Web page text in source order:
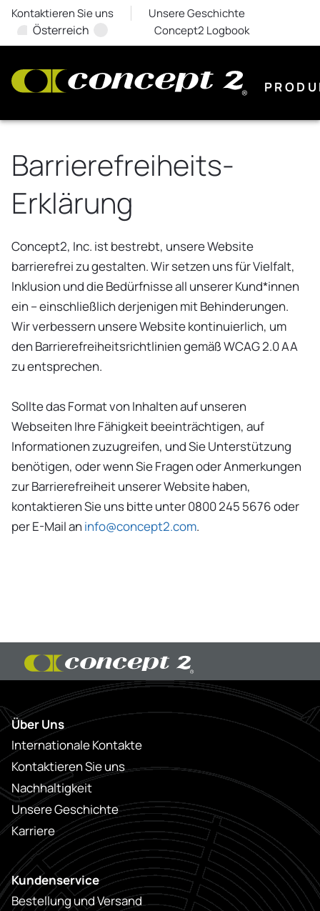
Kontaktieren Sie uns Unsere Geschichte
Österreich Concept2 Logbook
Barrierefreiheits-
Erklärung
Concept2, Inc. ist bestrebt, unsere Website
barrierefrei zu gestalten. Wir setzen uns für Vielfalt,
Inklusion und die Bedürfnisse all unserer Kund*innen
ein – einschließlich derjenigen mit Behinderungen.
Wir verbessern unsere Website kontinuierlich, um
den Barrierefreiheitsrichtlinien gemäß WCAG 2.0 AA
zu entsprechen.
Sollte das Format von Inhalten auf unseren
Webseiten Ihre Fähigkeit beeinträchtigen, auf
Informationen zuzugreifen, und Sie Unterstützung
benötigen, oder wenn Sie Fragen oder Anmerkungen
zur Barrierefreiheit unserer Website haben,
kontaktieren Sie uns bitte unter 0800 245 5676 oder
per E-Mail an info@concept2.com.
Über Uns
Internationale Kontakte
Kontaktieren Sie uns
Nachhaltigkeit
Unsere Geschichte
Karriere
Kundenservice
Bestellung und Versand